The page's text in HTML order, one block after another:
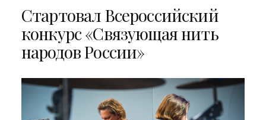
Стартовал Всероссийский
конкурс «Связующая нить
народов России»